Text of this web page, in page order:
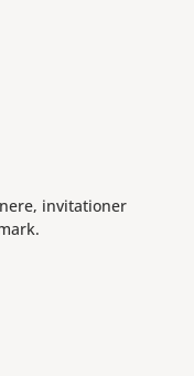
invitationer